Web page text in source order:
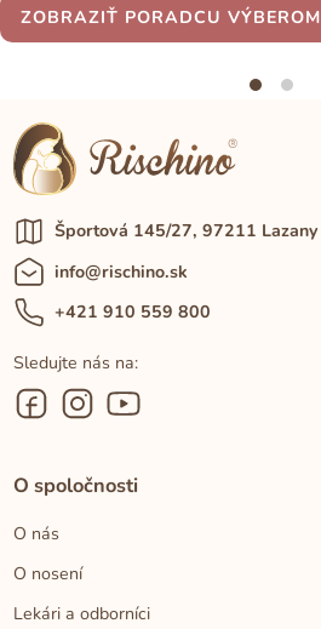
ZOBRAZIŤ PORADCU VÝBEROM
Športová 145/27, 97211 Lazany
info@rischino.sk
+421 910 559 800
Sledujte nás na:
O spoločnosti
O nás
O nosení
Lekári a odborníci